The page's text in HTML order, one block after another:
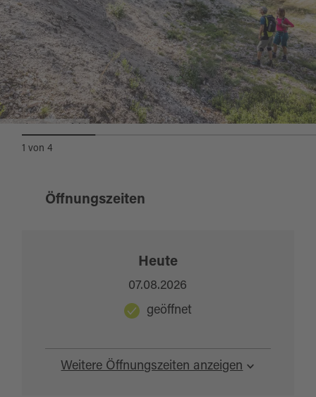
1 von4
Öffnungszeiten
Weitere Öffnungszeiten anzeigen
Heute
07.08.2026
geöffnet